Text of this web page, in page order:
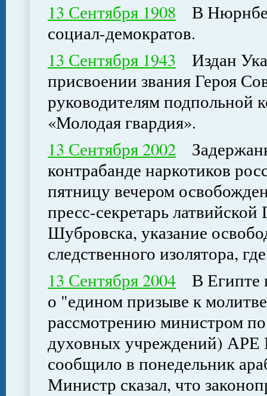
13 Сентября 1908 В
социал-демократов.
13 Сентября 1943 Издан
присвоении звания Героя
руководителям подпольной
«Молодая гвардия».
13 Сентября 2002
контрабанде наркотиков
пятницу вечером
пресс-секретарь
Шубровска, указание
следственного изолятора,
13 Сентября 2004 В Египте
о "едином призыве к
рассмотрению министром
духовных учреждений) АРЕ
сообщило в понедельник
Министр сказал, что